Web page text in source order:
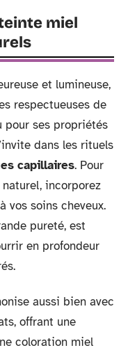
miel
et lumineuse,
respectueuses de
pour ses propriétés
dans les rituels
capillaires. Pour
incorporez
à vos soins cheveux.
pureté, est
en profondeur
aussi bien avec
offrant une
coloration miel